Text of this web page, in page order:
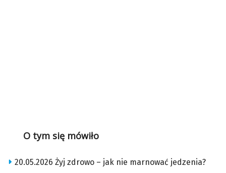
O tym się mówiło
20.05.2026 Żyj zdrowo – jak nie marnować jedzenia?